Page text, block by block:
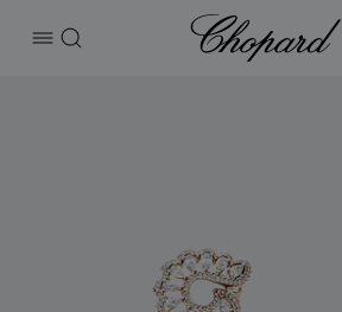
打开菜单
搜索
Chopard